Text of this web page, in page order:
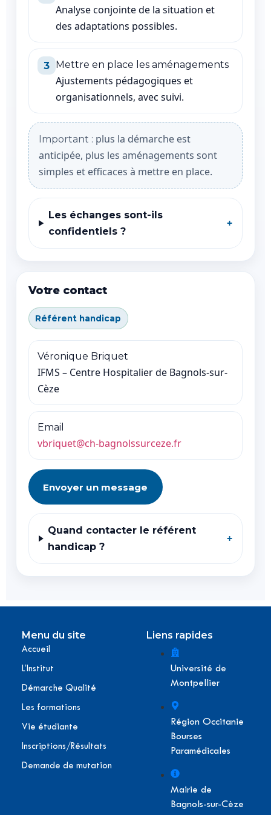
Analyse conjointe de la situation et
des adaptations possibles.
3 Mettre en place les aménagements
Ajustements pédagogiques et
organisationnels, avec suivi.
Important : plus la démarche est
anticipée, plus les aménagements sont
simples et efficaces à mettre en place.
Les échanges sont-ils
confidentiels ?
Votre contact
Référent handicap
Véronique Briquet
IFMS – Centre Hospitalier de Bagnols-sur-
Cèze
Email
vbriquet@ch-bagnolssurceze.fr
Envoyer un message
Quand contacter le référent
handicap ?
Menu du site
Accueil
L’Institut
Démarche Qualité
Les formations
Vie étudiante
Inscriptions/Résultats
Demande de mutation
Liens rapides
Université de
Montpellier
Région Occitanie
Bourses
Paramédicales
Mairie de
Bagnols-sur-Cèze